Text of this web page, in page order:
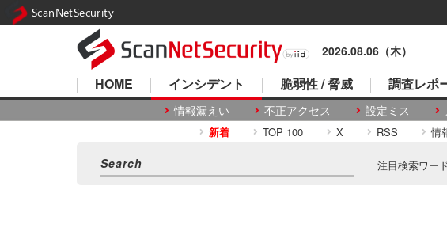
2026.08.06（木）
HOME インシデント
情報漏えい 不正アクセス 設定ミス
脆弱性 / 脅威 調査レポ
新着 TOP 100 X RSS 情
注目検索ワー
ScanNetSecurity